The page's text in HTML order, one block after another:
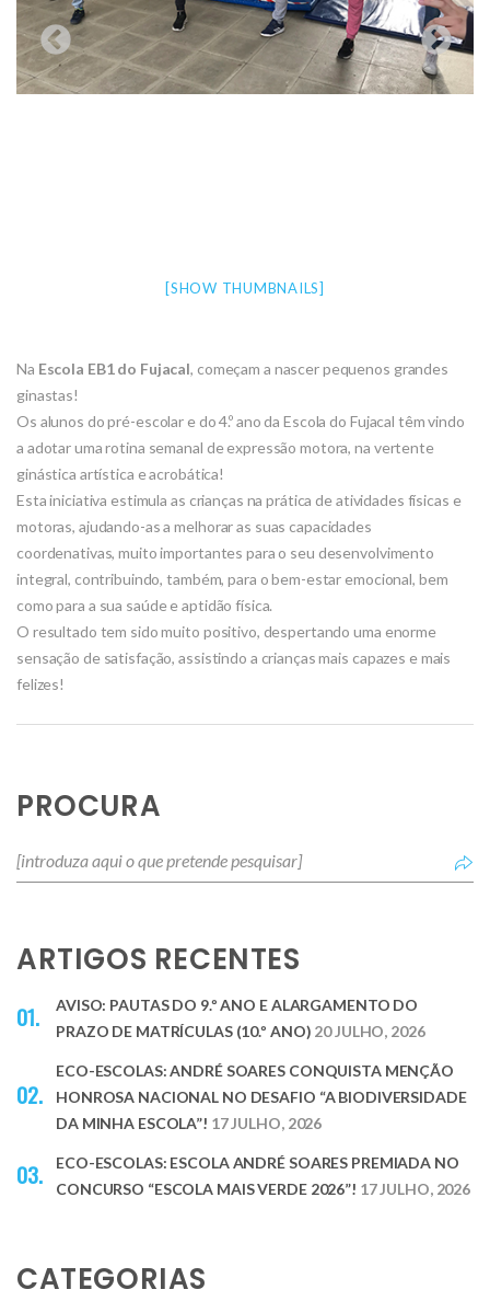
[SHOW THUMBNAILS]
Na Escola EB1 do Fujacal, começam a nascer pequenos grandes
ginastas!
Os alunos do pré-escolar e do 4.º ano da Escola do Fujacal têm vindo
a adotar uma rotina semanal de expressão motora, na vertente
ginástica artística e acrobática!
Esta iniciativa estimula as crianças na prática de atividades físicas e
motoras, ajudando-as a melhorar as suas capacidades
coordenativas, muito importantes para o seu desenvolvimento
integral, contribuindo, também, para o bem-estar emocional, bem
como para a sua saúde e aptidão física.
O resultado tem sido muito positivo, despertando uma enorme
sensação de satisfação, assistindo a crianças mais capazes e mais
felizes!
PROCURA
ARTIGOS RECENTES
AVISO: PAUTAS DO 9.º ANO E ALARGAMENTO DO
PRAZO DE MATRÍCULAS (10.º ANO) 20 JULHO, 2026
ECO-ESCOLAS: ANDRÉ SOARES CONQUISTA MENÇÃO
HONROSA NACIONAL NO DESAFIO “A BIODIVERSIDADE
DA MINHA ESCOLA”! 17 JULHO, 2026
ECO-ESCOLAS: ESCOLA ANDRÉ SOARES PREMIADA NO
CONCURSO “ESCOLA MAIS VERDE 2026”! 17 JULHO, 2026
CATEGORIAS